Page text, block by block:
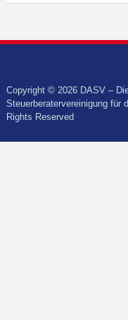
Copyright © 2026 DASV –
Steuerberatervereinigung für
Rights Reserved